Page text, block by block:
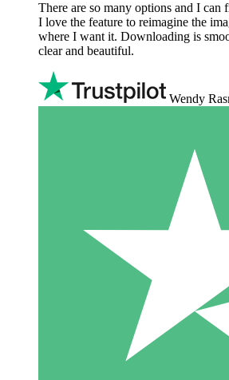
There are so many options and I can
I love the feature to reimagine the
where I want it. Downloading is
clear and beautiful.
Wendy